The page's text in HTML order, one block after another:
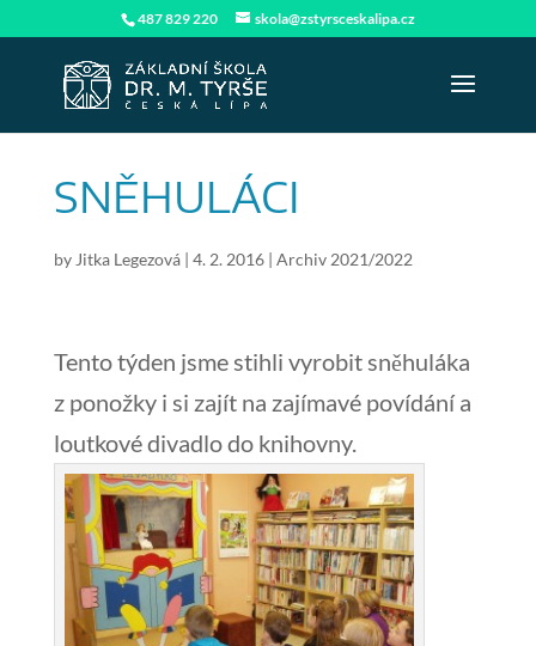
487 829 220 skola@zstyrsceskalipa.cz
SNĚHULÁCI
by Jitka Legezová| 4. 2. 2016| Archiv 2021/2022
Tento týden jsme stihli vyrobit sněhuláka
z ponožky i si zajít na zajímavé povídání a
loutkové divadlo do knihovny.